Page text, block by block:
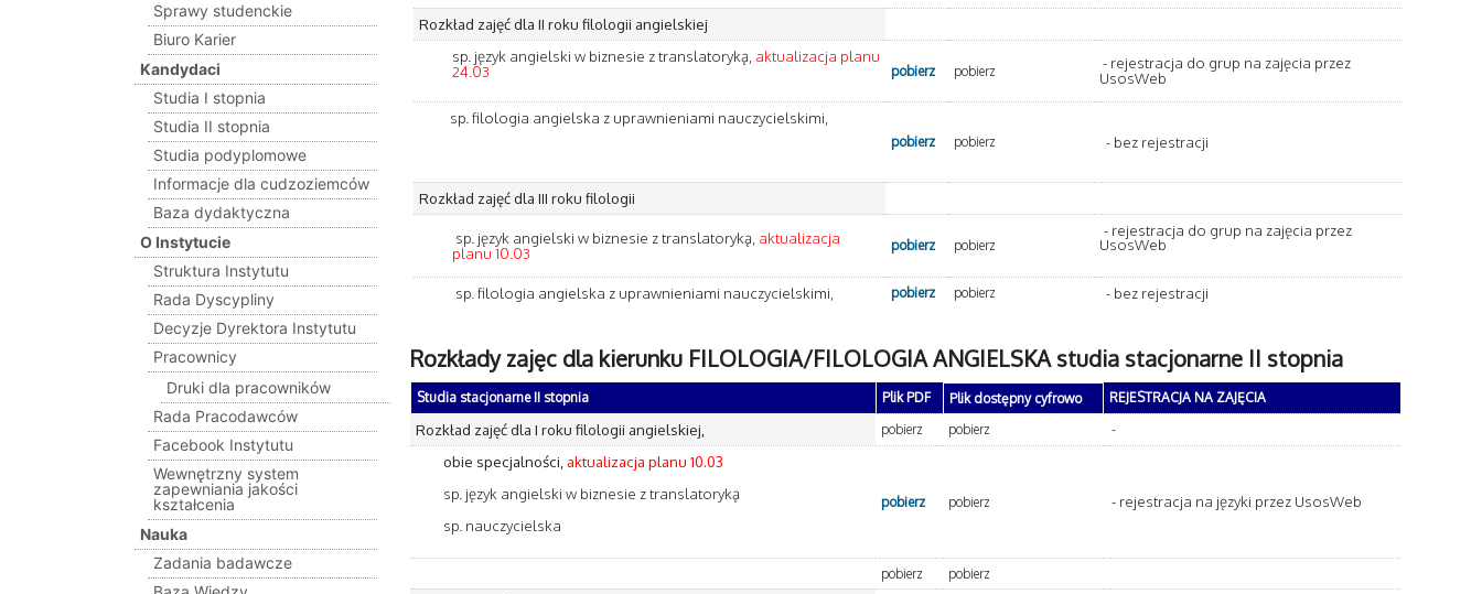
Sprawy studenckie
Biuro Karier
Kandydaci
Studia I stopnia
Studia II stopnia
Studia podyplomowe
Informacje dla cudzoziemców
Baza dydaktyczna
O Instytucie
Struktura Instytutu
Rada Dyscypliny
Decyzje Dyrektora Instytutu
Pracownicy
Druki dla pracowników
Rada Pracodawców
Facebook Instytutu
Wewnętrzny system
zapewniania jakości
kształcenia
Nauka
Zadania badawcze
Rozkład zajęć dla II roku filologii angielskiej
sp. język angielski w biznesie z translatoryką, aktualizacja planu
24.03
pobierz pobierz
- rejestracja do grup na zajęcia przez
UsosWeb
sp. filologia angielska z uprawnieniami nauczycielskimi,
pobierz pobierz - bez rejestracji
Rozkład zajęć dla III roku filologii
sp. język angielski w biznesie z translatoryką, aktualizacja
planu 10.03
pobierz pobierz
- rejestracja do grup na zajęcia przez
UsosWeb
sp. filologia angielska z uprawnieniami nauczycielskimi, pobierz pobierz - bez rejestracji
Rozkłady zajęc dla kierunku FILOLOGIA/FILOLOGIA ANGIELSKA studia stacjonarne II stopnia
Studia stacjonarne II stopnia Plik PDF Plik dostępny cyfrowo REJESTRACJA NA ZAJĘCIA
Rozkład zajęć dla I roku filologii angielskiej, pobierz pobierz -
obie specjalności, aktualizacja planu 10.03
sp. język angielski w biznesie z translatoryką
sp. nauczycielska
pobierz pobierz - rejestracja na języki przez UsosWeb
pobierz pobierz